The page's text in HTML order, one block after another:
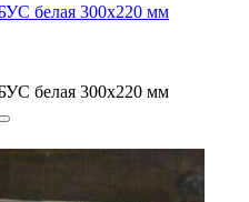
белая 300х220 мм
белая 300х220 мм